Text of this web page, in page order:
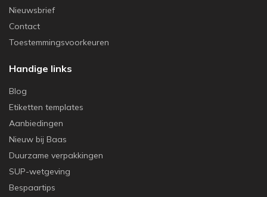
Nieuwsbrief
Contact
Toestemmingsvoorkeuren
Handige links
Blog
Etiketten templates
Aanbiedingen
Nieuw bij Baas
Duurzame verpakkingen
SUP-wetgeving
Bespaartips